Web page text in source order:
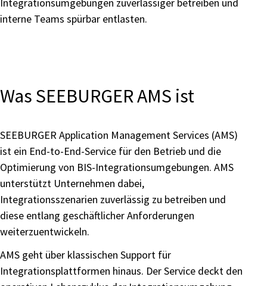
interne Teams spürbar entlasten.
Was SEEBURGER AMS ist
SEEBURGER Application Management Services (AMS)
ist ein End-to-End-Service für den Betrieb und die
Optimierung von BIS-Integrationsumgebungen. AMS
unterstützt Unternehmen dabei,
Integrationsszenarien zuverlässig zu betreiben und
diese entlang geschäftlicher Anforderungen
weiterzuentwickeln.
AMS geht über klassischen Support für
Integrationsplattformen hinaus. Der Service deckt den